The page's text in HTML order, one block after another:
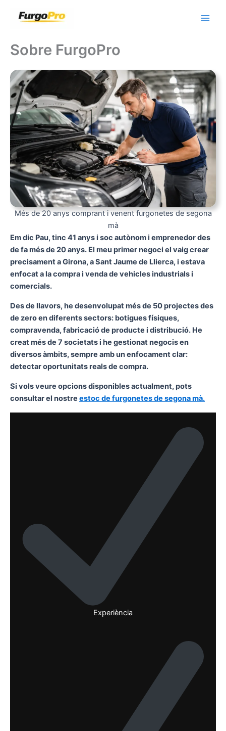
Sobre FurgoPro
Més de 20 anys comprant i venent furgonetes de segona
mà
Em dic Pau, tinc 41 anys i soc autònom i emprenedor des
de fa més de 20 anys. El meu primer negoci el vaig crear
precisament a Girona, a Sant Jaume de Llierca, i estava
enfocat a la compra i venda de vehicles industrials i
comercials.
Des de llavors, he desenvolupat més de 50 projectes des
de zero en diferents sectors: botigues físiques,
compravenda, fabricació de producte i distribució. He
creat més de 7 societats i he gestionat negocis en
diversos àmbits, sempre amb un enfocament clar:
detectar oportunitats reals de compra.
Si vols veure opcions disponibles actualment, pots
consultar el nostre estoc de furgonetes de segona mà.
Experiència